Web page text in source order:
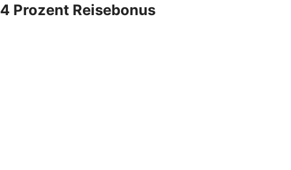
4 Prozent Reisebonus